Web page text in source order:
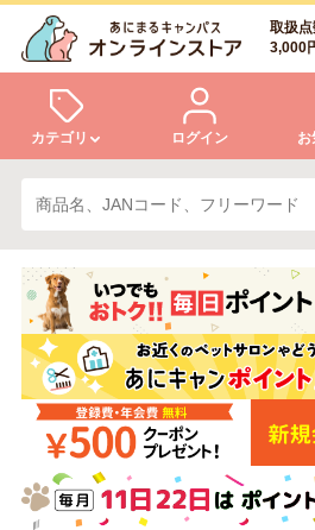
取扱点
3,000
カテゴリ
犬
小動物・鳥
ドッグフード
美容・ケア用品
ログイン お
ログイン
会員登録
あにまるキャンパスについて
アフターサービス
商品リクエスト